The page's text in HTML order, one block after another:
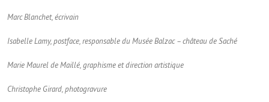
Marc Blanchet, écrivain
Isabelle Lamy, postface, responsable du Musée Balzac – château de Saché
Marie Maurel de Maillé, graphisme et direction artistique
Christophe Girard, photogravure